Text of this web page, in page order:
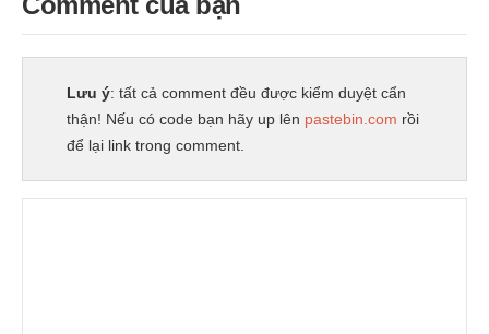
Lưu ý: tất cả comment đều được kiểm duyệt cẩn
thận! Nếu có code bạn hãy up lên pastebin.com rồi
để lại link trong comment.